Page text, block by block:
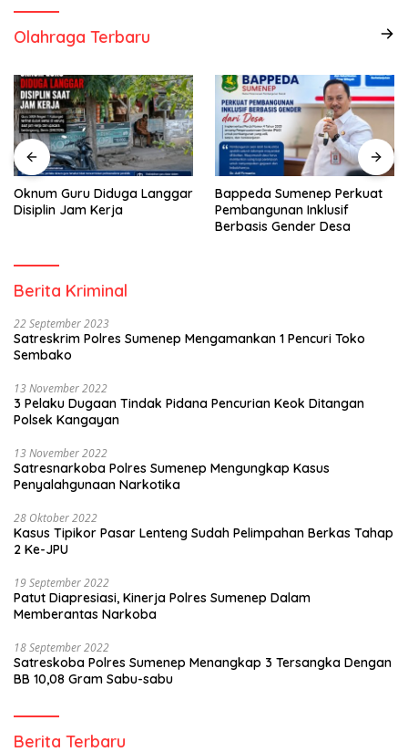
Olahraga Terbaru
Oknum Guru Diduga Langgar
Disiplin Jam Kerja
Bappeda Sumenep Perkuat
Pembangunan Inklusif
Berbasis Gender Desa
Berita Kriminal
22 September 2023
Satreskrim Polres Sumenep Mengamankan 1 Pencuri Toko
Sembako
13 November 2022
3 Pelaku Dugaan Tindak Pidana Pencurian Keok Ditangan
Polsek Kangayan
13 November 2022
Satresnarkoba Polres Sumenep Mengungkap Kasus
Penyalahgunaan Narkotika
28 Oktober 2022
Kasus Tipikor Pasar Lenteng Sudah Pelimpahan Berkas Tahap
2 Ke-JPU
19 September 2022
Patut Diapresiasi, Kinerja Polres Sumenep Dalam
Memberantas Narkoba
18 September 2022
Satreskoba Polres Sumenep Menangkap 3 Tersangka Dengan
BB 10,08 Gram Sabu-sabu
Berita Terbaru